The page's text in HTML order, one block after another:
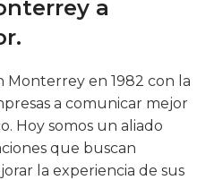
a
Monterrey en 1982 con la
a comunicar mejor
Hoy somos un aliado
que buscan
la experiencia de sus